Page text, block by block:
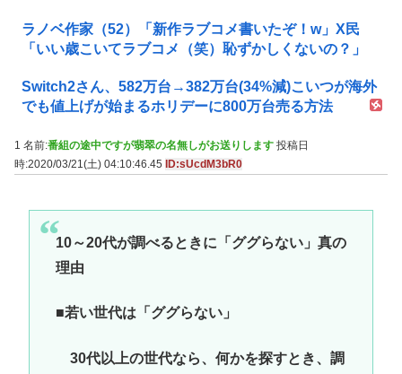
ラノベ作家（52）「新作ラブコメ書いたぞ！w」X民
「いい歳こいてラブコメ（笑）恥ずかしくないの？」
Switch2さん、582万台→382万台(34%減)こいつが海外
でも値上げが始まるホリデーに800万台売る方法
1 名前:番組の途中ですが翡翠の名無しがお送りします 投稿日
時:2020/03/21(土) 04:10:46.45
ID:sUcdM3bR0
10～20代が調べるときに「ググらない」真の
理由
■若い世代は「ググらない」
30代以上の世代なら、何かを探すとき、調